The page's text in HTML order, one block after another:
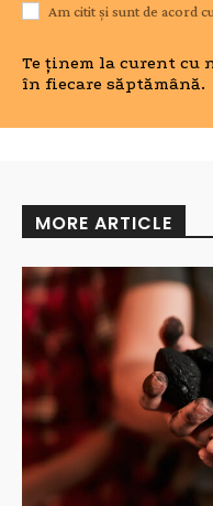
Am citit și sunt de acord cu
Te ținem la curent cu
în fiecare săptămână.
MORE ARTICLE